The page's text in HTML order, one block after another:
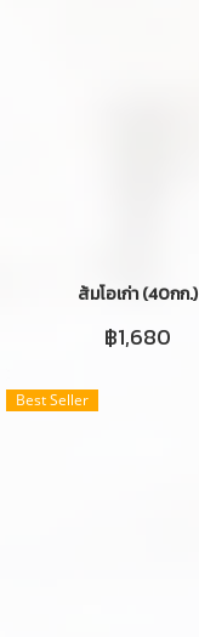
ส้มโอเก่า (40กก.)
฿1,680
Best Seller